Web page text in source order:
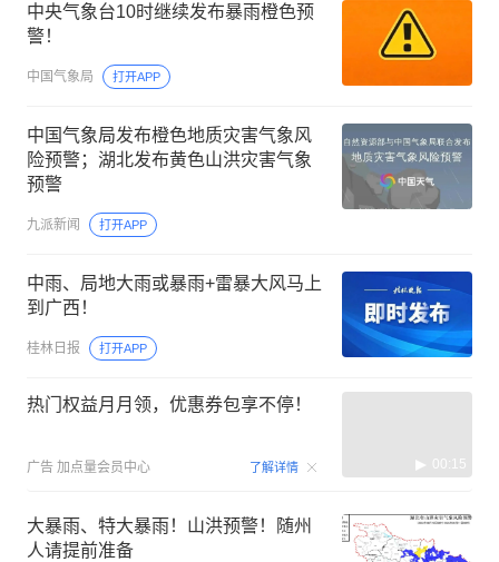
中央气象台10时继续发布暴雨橙色预
警！
中国气象局 打开APP
中国气象局发布橙色地质灾害气象风
险预警；湖北发布黄色山洪灾害气象
预警
九派新闻 打开APP
中雨、局地大雨或暴雨+雷暴大风马上
到广西！
桂林日报 打开APP
热门权益月月领，优惠券包享不停！
广告 加点量会员中心 了解详情 00:15
大暴雨、特大暴雨！山洪预警！随州
人请提前准备